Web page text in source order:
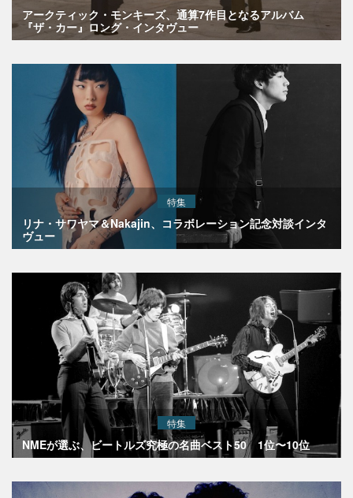
アークティック・モンキーズ、通算7作目となるアルバム
『ザ・カー』ロング・インタヴュー
特集
リナ・サワヤマ＆Nakajin、コラボレーション記念対談インタ
ヴュー
特集
NMEが選ぶ、ビートルズ究極の名曲ベスト50 1位〜10位